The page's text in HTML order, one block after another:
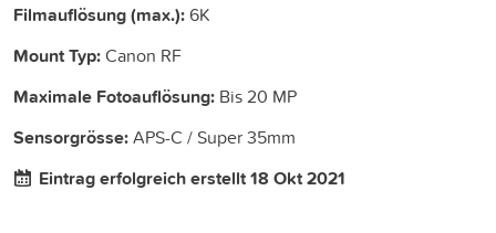
Filmauflösung (max.):6K
Mount Typ:Canon RF
Maximale Fotoauflösung: Bis 20 MP
Sensorgrösse:APS-C / Super 35mm
Eintrag erfolgreich erstellt 18 Okt 2021